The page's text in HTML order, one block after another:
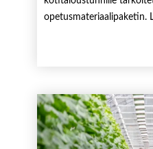
opetusmateriaalipaketin.